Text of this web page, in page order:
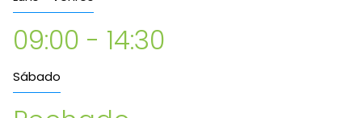
09:00 - 14:30
Sábado